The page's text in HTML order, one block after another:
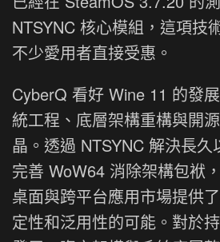
NTSYNC 核心模組，這項技
不少愛用者直接受惠。
CyberQ 看好 Wine 11 的發
統工程、底層架構重構與開
晶。透過 NTSYNC 解決長久
完善 WoW64 消除架構包袱
桌面與跨平台應用市場提供
定性和泛用性的可能。對於